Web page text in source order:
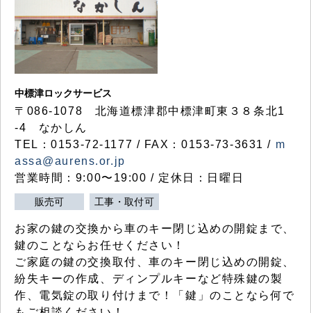
中標津ロックサービス
〒086-1078 北海道標津郡中標津町東３８条北1
-4 なかしん
TEL：0153-72-1177 / FAX：0153-73-3631 / m
assa@aurens.or.jp
営業時間：9:00〜19:00 / 定休日：日曜日
販売可 工事・取付可
お家の鍵の交換から車のキー閉じ込めの開錠まで、
鍵のことならお任せください！
ご家庭の鍵の交換取付、車のキー閉じ込めの開錠、
紛失キーの作成、ディンプルキーなど特殊鍵の製
作、電気錠の取り付けまで！「鍵」のことなら何で